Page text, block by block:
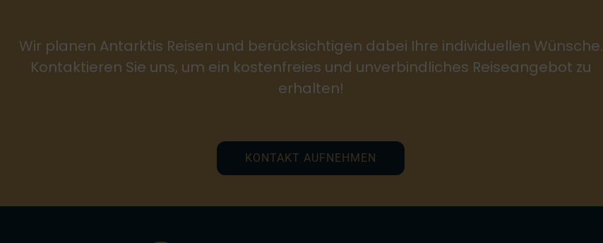
Wir planen Antarktis Reisen und berücksichtigen dabei Ihre individuellen Wünsche.
Kontaktieren Sie uns, um ein kostenfreies und unverbindliches Reiseangebot zu
erhalten!
KONTAKT AUFNEHMEN